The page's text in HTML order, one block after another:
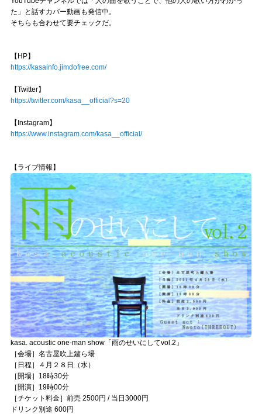
た」と話すカバー動画も発信中。
そちらも合わせて要チェックだ。
【HP】
https://kasainfo.jimdofree.com/
【Twitter】
https://twitter.com/kasa__official?s=20
【Instagram】
https://www.instagram.com/kasa__official/
【ライブ情報】
kasa. acoustic one-man show「雨のせいにしてvol.2」
［会場］名古屋吹上鑪ら場
［日程］４月２８日（水）
［開場］18時30分
［開演］19時00分
［チケット料金］前売 2500円 / 当日3000円
ドリンク別途 600円